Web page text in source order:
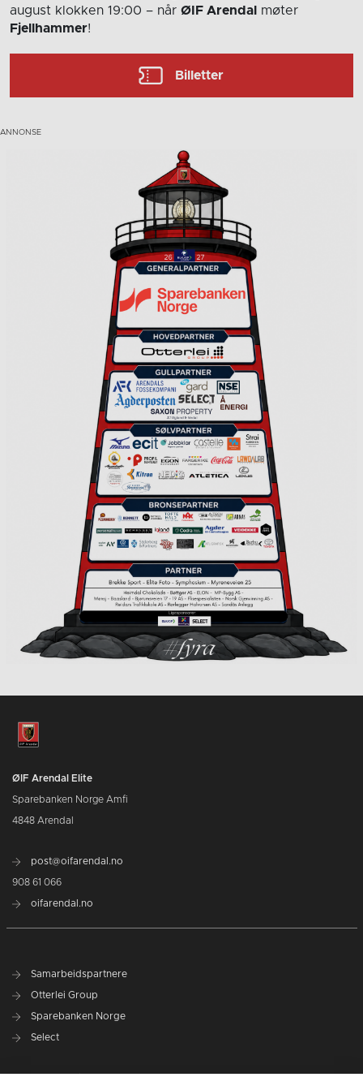
august klokken 19:00 – når ØIF Arendal
møter
Fjellhammer!
Billetter
ØIF Arendal Elite
Sparebanken Norge Amfi
4848 Arendal
post@oifarendal.no
908 61 066
oifarendal.no
Samarbeidspartnere
Otterlei Group
Sparebanken Norge
Select